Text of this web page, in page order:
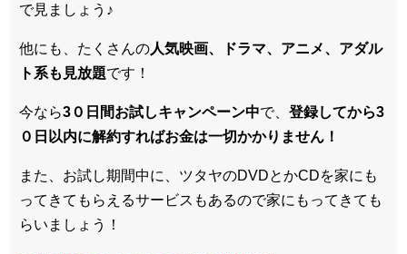
で見ましょう♪
他にも、たくさんの人気映画、ドラマ、アニメ、アダル
ト系も見放題です！
今なら3０日間お試しキャンペーン中で、 登録してから3
０日以内に解約すればお金は一切かかりません！
また、お試し期間中に、ツタヤのDVDとかCDを家にも
ってきてもらえるサービスもあるので家にもってきても
らいましょう！